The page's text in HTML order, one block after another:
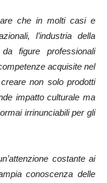
che in molti casi e
l’industria della
figure professionali
acquisite nel
non solo prodotti
impatto culturale ma
irrinunciabili per gli
costante ai
conoscenza delle